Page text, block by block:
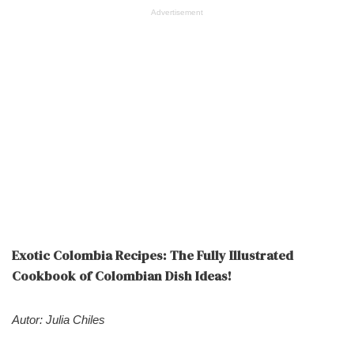
Advertisement
Exotic Colombia Recipes: The Fully Illustrated
Cookbook of Colombian Dish Ideas!
Autor: Julia Chiles